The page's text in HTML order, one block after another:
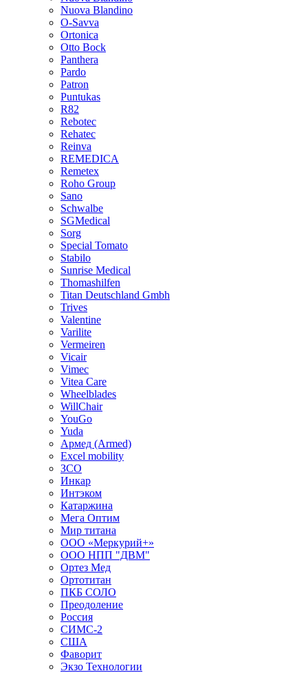
Nuova Blandino
O-Savva
Ortonica
Otto Bock
Panthera
Pardo
Patron
Puntukas
R82
Rebotec
Rehatec
Reinva
REMEDICA
Remetex
Roho Group
Sano
Schwalbe
SGMedical
Sorg
Special Tomato
Stabilo
Sunrise Medical
Thomashilfen
Titan Deutschland Gmbh
Trives
Valentine
Varilite
Vermeiren
Vicair
Vimec
Vitea Care
Wheelblades
WillChair
YouGo
Yuda
Армед (Armed)
Еxcel mobility
ЗСО
Инкар
Интэком
Катаржина
Мега Оптим
Мир титана
ООО «Меркурий+»
ООО НПП "ДВМ"
Ортез Мед
Ортотитан
ПКБ СОЛО
Преодоление
Россия
СИМС-2
США
Фаворит
Экзо Технологии